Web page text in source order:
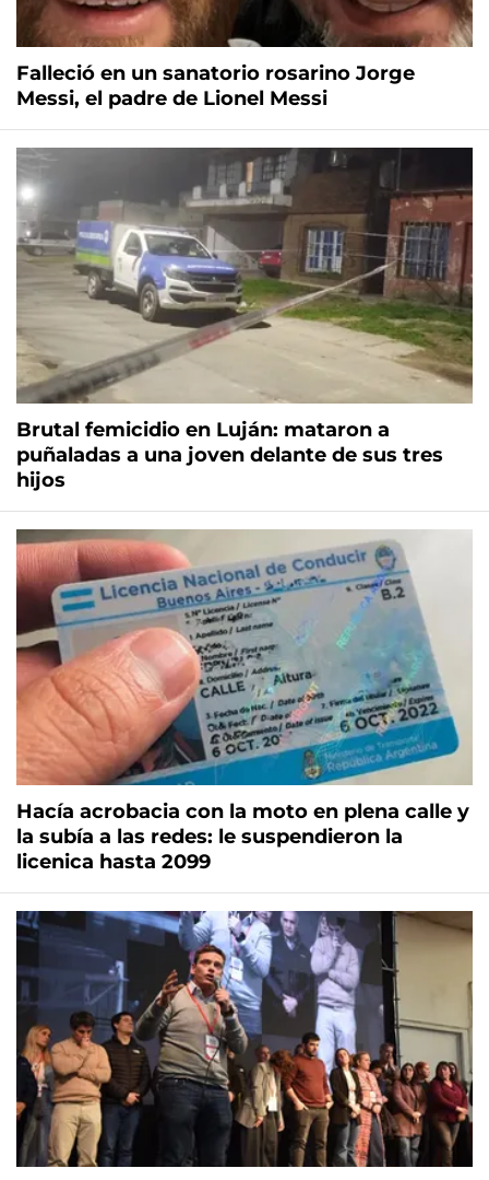
Falleció en un sanatorio rosarino Jorge
Messi, el padre de Lionel Messi
Brutal femicidio en Luján: mataron a
puñaladas a una joven delante de sus tres
hijos
Hacía acrobacia con la moto en plena calle y
la subía a las redes: le suspendieron la
licenica hasta 2099